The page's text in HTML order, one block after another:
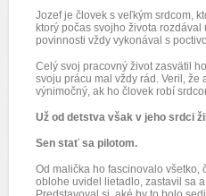
Jozef je človek s veľkým srdcom,
ktorý počas svojho života
povinnosti vždy vykonával s
Celý svoj pracovný život zasvätil
svoju prácu mal vždy rád. Veril,
výnimočný, ak ho človek robí
Už od detstva však v jeho srdci
Sen stať sa pilotom.
Od malička ho fascinovalo všetko,
oblohe uvidel lietadlo, zastavil sa